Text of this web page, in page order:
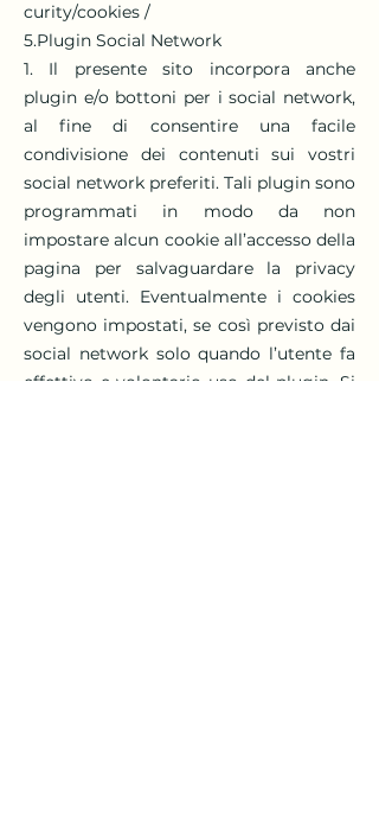
curity/cookies /
5.Plugin Social Network
1. Il presente sito incorpora anche
plugin e/o bottoni per i social network,
al fine di consentire una facile
condivisione dei contenuti sui vostri
social network preferiti. Tali plugin sono
programmati in modo da non
impostare alcun cookie all’accesso della
pagina per salvaguardare la privacy
degli utenti. Eventualmente i cookies
vengono impostati, se così previsto dai
social network solo quando l’utente fa
effettivo e volontario uso del plugin. Si